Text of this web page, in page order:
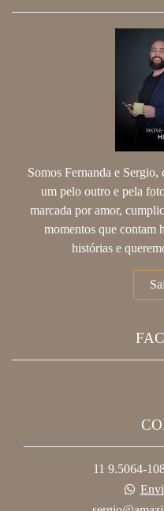
Somos Fernanda e Sergio,
um pelo outro e pela
marcada por amor,
momentos que contam
histórias e
11 9.5064-